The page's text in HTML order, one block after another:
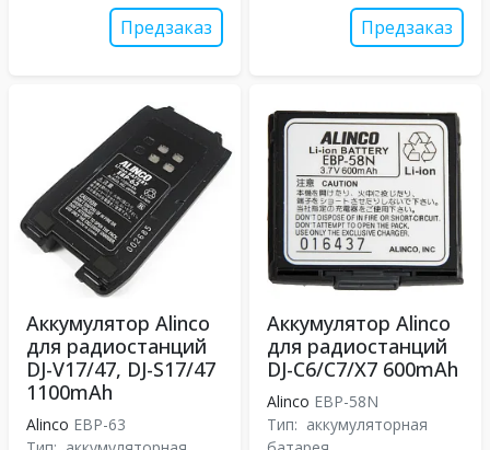
Предзаказ Предзаказ
Аккумулятор Alinco
для радиостанций
DJ-V17/47, DJ-S17/47
1100mAh
Alinco EBP-63
Аккумулятор Alinco
для радиостанций
DJ-C6/C7/X7 600mAh
Alinco EBP-58N
Тип: аккумуляторная